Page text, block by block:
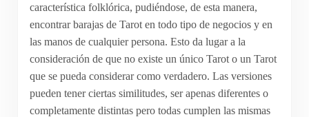
característica folklórica, pudiéndose, de esta manera,
encontrar barajas de Tarot en todo tipo de negocios y en
las manos de cualquier persona. Esto da lugar a la
consideración de que no existe un único Tarot o un Tarot
que se pueda considerar como verdadero. Las versiones
pueden tener ciertas similitudes, ser apenas diferentes o
completamente distintas pero todas cumplen las mismas